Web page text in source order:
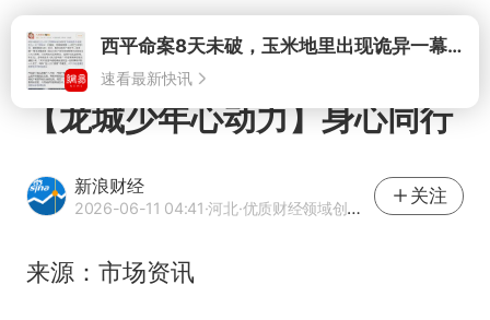
打开西平命案8天未破，玉米地里出现诡异一幕，我突然想起了欧金中
速看最新快讯
【龙城少年心动力】身心同行
新浪财经
2026-06-11 04:41·河北·优质财经领域创作者
关注
来源：市场资讯